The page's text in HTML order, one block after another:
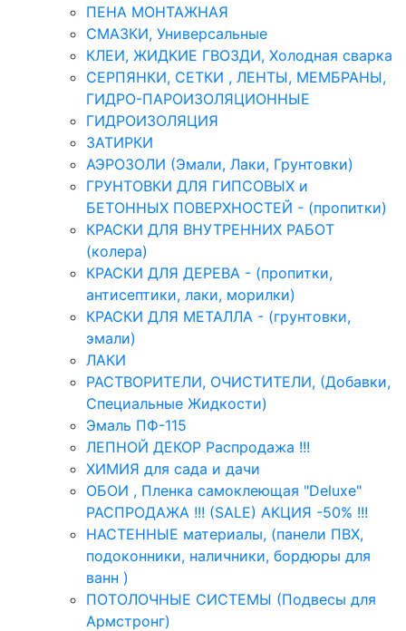
ПЕНА МОНТАЖНАЯ
СМАЗКИ, Универсальные
КЛЕИ, ЖИДКИЕ ГВОЗДИ, Холодная сварка
СЕРПЯНКИ, СЕТКИ , ЛЕНТЫ, МЕМБРАНЫ,
ГИДРО-ПАРОИЗОЛЯЦИОННЫЕ
ГИДРОИЗОЛЯЦИЯ
ЗАТИРКИ
АЭРОЗОЛИ (Эмали, Лаки, Грунтовки)
ГРУНТОВКИ ДЛЯ ГИПСОВЫХ и
БЕТОННЫХ ПОВЕРХНОСТЕЙ - (пропитки)
КРАСКИ ДЛЯ ВНУТРЕННИХ РАБОТ
(колера)
КРАСКИ ДЛЯ ДЕРЕВА - (пропитки,
антисептики, лаки, морилки)
КРАСКИ ДЛЯ МЕТАЛЛА - (грунтовки,
эмали)
ЛАКИ
РАСТВОРИТЕЛИ, ОЧИСТИТЕЛИ, (Добавки,
Специальные Жидкости)
Эмаль ПФ-115
ЛЕПНОЙ ДЕКОР Распродажа !!!
ХИМИЯ для сада и дачи
ОБОИ , Пленка самоклеющая "Deluxe"
РАСПРОДАЖА !!! (SALE) АКЦИЯ -50% !!!
НАСТЕННЫЕ материалы, (панели ПВХ,
подоконники, наличники, бордюры для
ванн )
ПОТОЛОЧНЫЕ СИСТЕМЫ (Подвесы для
Армстронг)